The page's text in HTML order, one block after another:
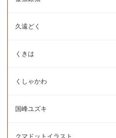
久遠どく
くきは
くしゃかわ
国峰ユズキ
クマドットイラスト